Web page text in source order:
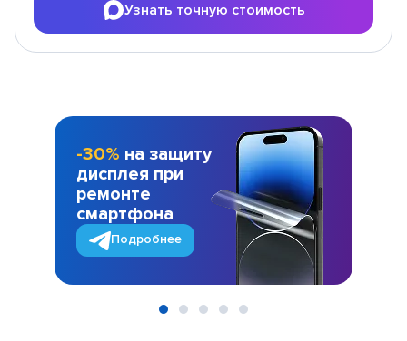
Узнать точную стоимость
-30% на защиту
дисплея при
ремонте
смартфона
Подробнее